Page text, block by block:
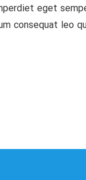
eget
consequat leo